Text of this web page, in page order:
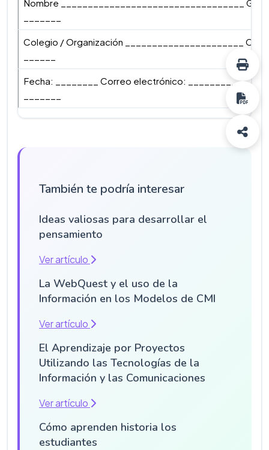
Nombre __________________________________
Colegio / Organización ______________________
Fecha: ________ Correo electrónico: _____________
También te podría interesar
Ideas valiosas para desarrollar el
pensamiento
Ver artículo
La WebQuest y el uso de la
Información en los Modelos de CMI
Ver artículo
El Aprendizaje por Proyectos
Utilizando las Tecnologías de la
Información y las Comunicaciones
Ver artículo
Cómo aprenden historia los
estudiantes